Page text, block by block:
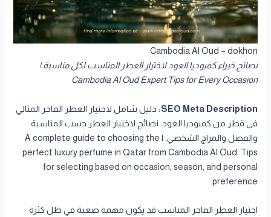
Cambodia Al Oud – dokhon
نصائح خبراء كمبوديا العود لاختيار العطر المناسب لكل مناسبة |
Cambodia Al Oud Expert Tips for Every Occasion
SEO Meta Description: دليل شامل لاختيار العطر الفاخر المثالي
في قطر من كمبوديا العود. نصائح لاختيار العطر حسب المناسبة
والفصل والمزاج الشخصي. | A complete guide to choosing the
perfect luxury perfume in Qatar from Cambodia Al Oud. Tips
for selecting based on occasion, season, and personal
preference.
اختيار العطر الفاخر المناسب قد يكون مهمة صعبة في ظل كثرة